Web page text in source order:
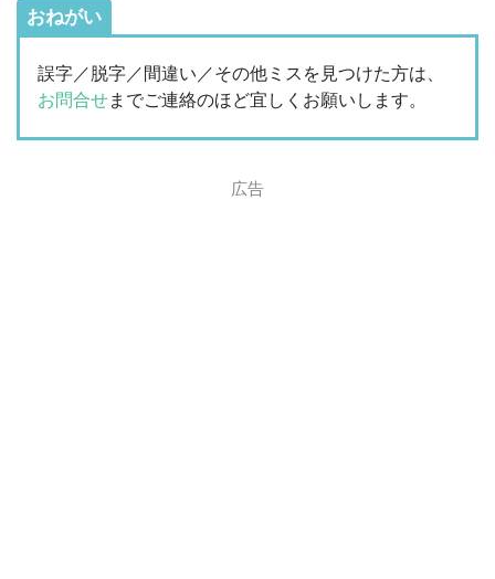
おねがい
誤字／脱字／間違い／その他ミスを見つけた方は、
お問合せまでご連絡のほど宜しくお願いします。
広告